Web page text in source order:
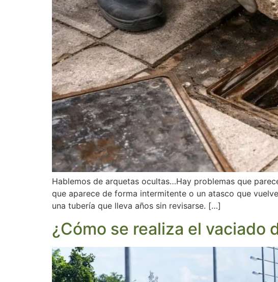
Hablemos de arquetas ocultas…Hay problemas que
que aparece de forma intermitente o un atasco que
una tubería que lleva años sin revisarse. […]
¿Cómo se realiza el vaciado